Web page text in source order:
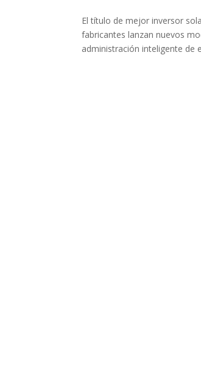
El título de mejor inversor
fabricantes lanzan nuevos
administración inteligente de